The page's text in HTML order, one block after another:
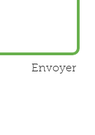
Envoyer